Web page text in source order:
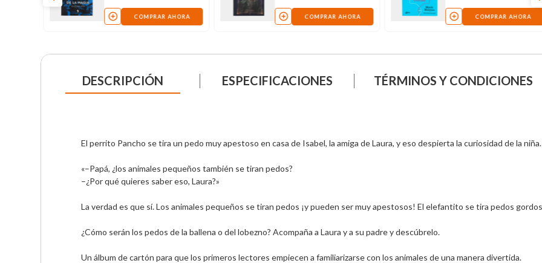
COMPRAR AHORA COMPRAR AHORA COMPRAR AHORA
DESCRIPCIÓN ESPECIFICACIONES TÉRMINOS Y CONDICIONES
El perrito Pancho se tira un pedo muy apestoso en casa de Isabel, la amiga de Laura, y eso despierta la curiosidad de la niña.
«–Papá, ¿los animales pequeños también se tiran pedos?
–¿Por qué quieres saber eso, Laura?»
La verdad es que sí. Los animales pequeños se tiran pedos ¡y pueden ser muy apestosos! El elefantito se tira pedos
¿Cómo serán los pedos de la ballena o del lobezno? Acompaña a Laura y a su padre y descúbrelo.
Un álbum de cartón para que los primeros lectores empiecen a familiarizarse con los animales de una manera divertida.